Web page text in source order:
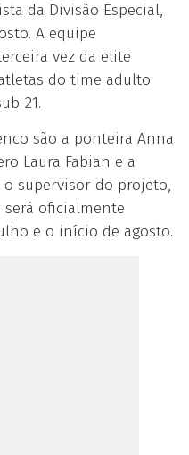
da Divisão Especial,
A equipe
vez da elite
do time adulto
21.
são a ponteira Anna
Laura Fabian e a
o supervisor do projeto,
será oficialmente
e o início de agosto.